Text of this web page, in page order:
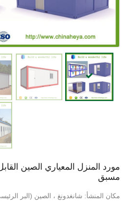
مورد المنزل المعياري الصين
مسبق
مكان المنشأ: شانغدونغ ، الصين (البر